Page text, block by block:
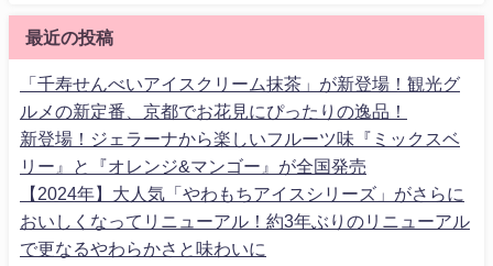
最近の投稿
「千寿せんべいアイスクリーム抹茶」が新登場！観光グ
ルメの新定番、京都でお花見にぴったりの逸品！
新登場！ジェラーナから楽しいフルーツ味『ミックスベ
リー』と『オレンジ&マンゴー』が全国発売
【2024年】大人気「やわもちアイスシリーズ」がさらに
おいしくなってリニューアル！約3年ぶりのリニューアル
で更なるやわらかさと味わいに